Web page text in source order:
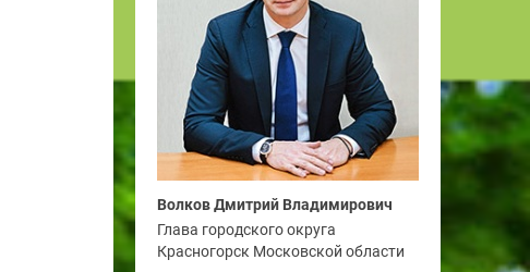
Волков Дмитрий Владимирович
Глава городского округа
Красногорск Московской области